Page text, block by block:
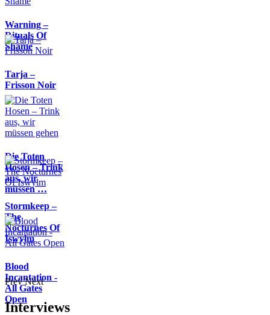
Warning –
Rituals Of
Shame
Tarja –
Frisson Noir
Die Toten
Hosen – Trink
aus, wir
müssen …
Stormkeep –
The
Nocturnes Of
Iswylm
Blood
Incantation -
All Gates
Open
Prev Next
Interviews